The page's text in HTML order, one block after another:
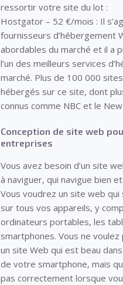
ressortir votre site du lot :
Hostgator – 52 €/mois : Il
fournisseurs d’hébergement
abordables du marché et il a
l’un des meilleurs services
marché. Plus de 100 000
hébergés sur ce site, dont
connus comme NBC et le
Conception de site web
entreprises
Vous avez besoin d’un site
à naviguer, qui navigue bien
Vous voudrez un site web qui
sur tous vos appareils, y
ordinateurs portables, les
smartphones. Vous ne
un site Web qui est beau
de votre smartphone, mais
pas correctement lorsque